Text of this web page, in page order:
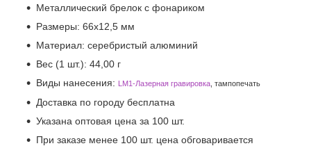
Металлический брелок с фонариком
Размеры: 66х12,5 мм
Материал: серебристый алюминий
Вес (1 шт.): 44,00 г
Виды нанесения: LM1-Лазерная гравировка , тампопечать
Доставка по городу бесплатна
Указана оптовая цена за 100 шт.
При заказе менее 100 шт. цена обговаривается